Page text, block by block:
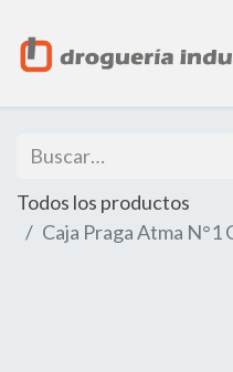
Todos los productos
Caja Praga Atma